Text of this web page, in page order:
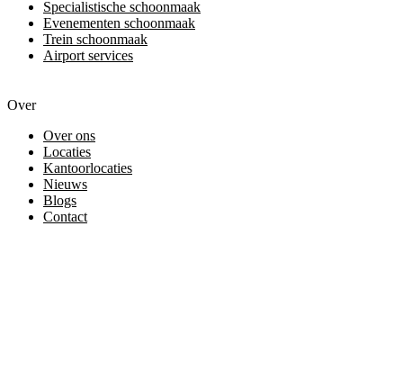
Specialistische schoonmaak
Evenementen schoonmaak
Trein schoonmaak
Airport services
Over
Over ons
Locaties
Kantoorlocaties
Nieuws
Blogs
Contact